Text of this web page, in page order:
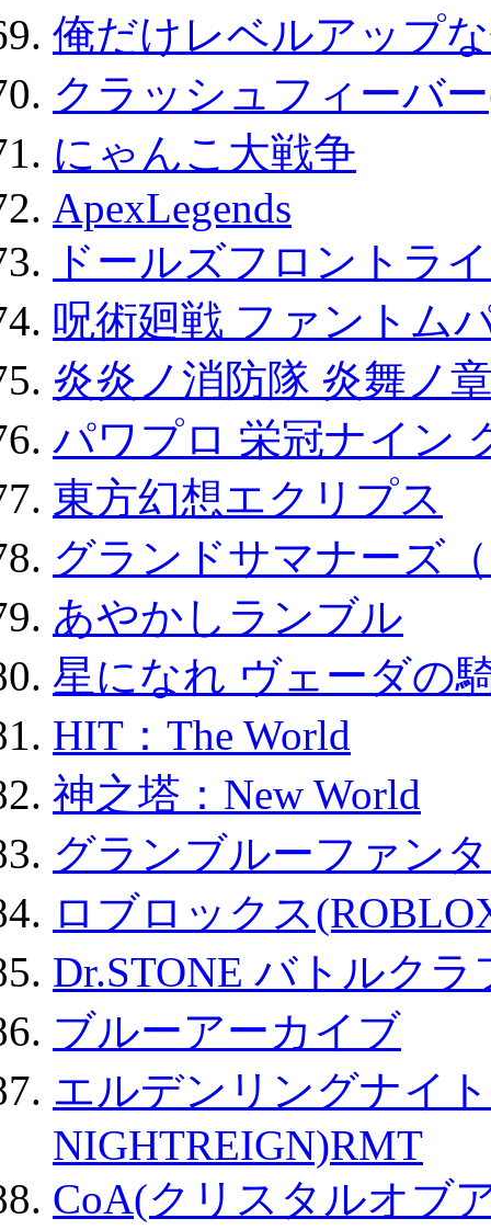
俺だけレベルアップ
クラッシュフィーバ
にゃんこ大戦争
ApexLegends
ドールズフロントラ
呪術廻戦 ファントム
炎炎ノ消防隊 炎舞ノ
パワプロ 栄冠ナイン
東方幻想エクリプス
グランドサマナーズ
あやかしランブル
星になれ ヴェーダの
HIT：The World
神之塔：New World
グランブルーファン
ロブロックス
Dr.STONE バトルク
ブルーアーカイブ
エルデンリングナイ
NIGHTREIGN)RMT
CoA(クリスタルオブ